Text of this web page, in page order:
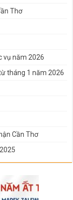
Thơ
vụ năm 2026
tháng 1 năm 2026
Cần Thơ